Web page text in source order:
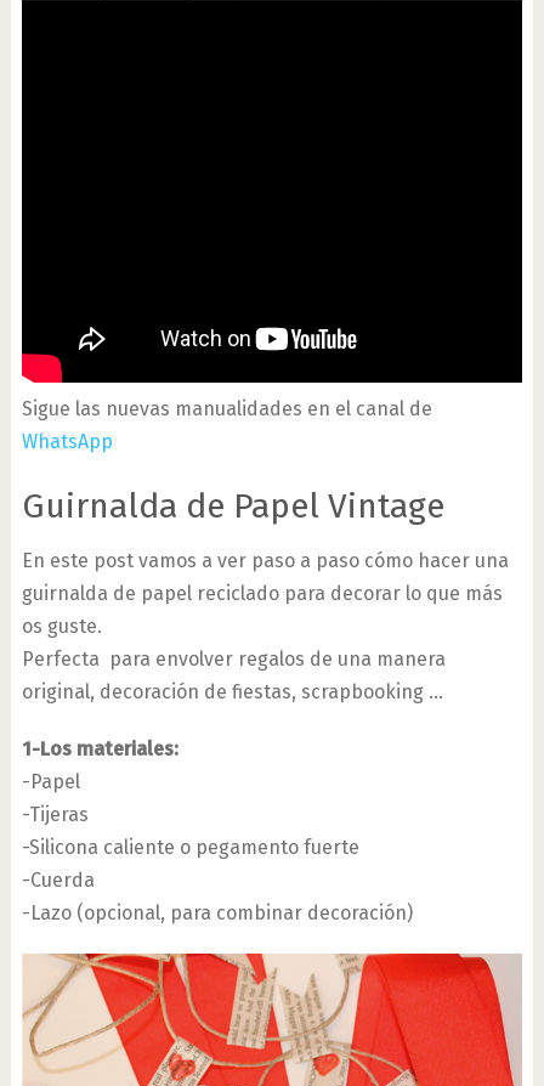
Sigue las nuevas manualidades en el canal de
WhatsApp
Guirnalda de Papel Vintage
En este post vamos a ver paso a paso cómo hacer una
guirnalda de papel reciclado para decorar lo que más
os guste.
Perfecta para envolver regalos de una manera
original, decoración de fiestas, scrapbooking …
1-Los materiales:
-Papel
-Tijeras
-Silicona caliente o pegamento fuerte
-Cuerda
-Lazo (opcional, para combinar decoración)